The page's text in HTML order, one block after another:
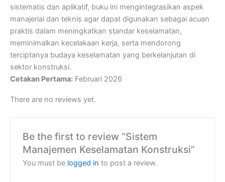
sistematis dan aplikatif, buku ini mengintegrasikan aspek
manajerial dan teknis agar dapat digunakan sebagai acuan
praktis dalam meningkatkan standar keselamatan,
meminimalkan kecelakaan kerja, serta mendorong
terciptanya budaya keselamatan yang berkelanjutan di
sektor konstruksi.
Cetakan Pertama: Februari 2026
There are no reviews yet.
Be the first to review “Sistem
Manajemen Keselamatan Konstruksi”
You must be logged in to post a review.